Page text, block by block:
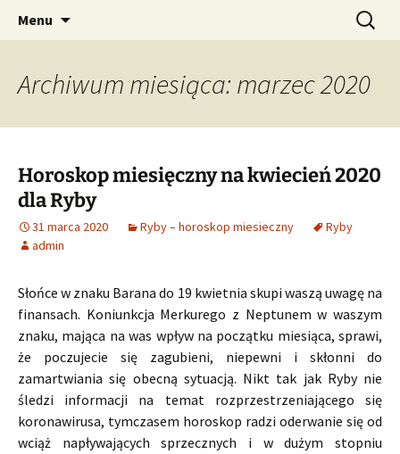
CzaroMarowy horoskop
dzienny, miesięczny i
tygodniowy
Profesjonalne przepowiednie astrologiczne
Menu Szukaj:
Archiwum miesiąca: marzec 2020
Horoskop miesięczny na kwiecień 2020
dla Ryby
31 marca 2020 Ryby – horoskop miesieczny
Ryby
admin
Słońce w znaku Barana do 19 kwietnia skupi waszą uwagę na
finansach. Koniunkcja Merkurego z Neptunem w waszym
znaku, mająca na was wpływ na początku miesiąca, sprawi,
że poczujecie się zagubieni, niepewni i skłonni do
zamartwiania się obecną sytuacją. Nikt tak jak Ryby nie
śledzi informacji na temat rozprzestrzeniającego się
koronawirusa, tymczasem horoskop radzi oderwanie się od
wciąż napływających sprzecznych i w dużym stopniu